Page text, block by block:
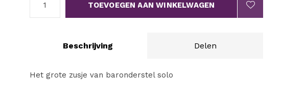
TOEVOEGEN AAN WINKELWAGEN
Beschrijving Delen
Het grote zusje van baronderstel solo